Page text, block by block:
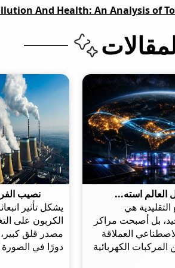
And Health: An Analysis of
العالم استه...
هي
بل أصبحت مراكز
العملاقة
الكهربائية
نصيب
يشكل تأثير
الكربون على
مصدر قلق
دورًا في الصورة